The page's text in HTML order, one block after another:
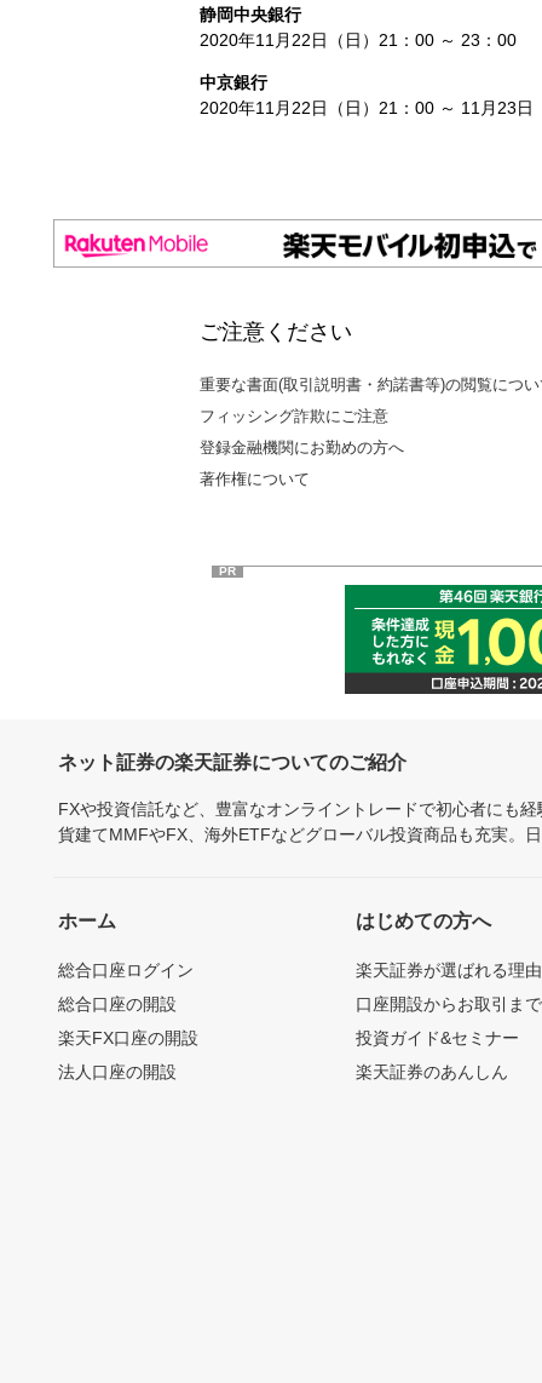
静岡中央銀行
2020年11月22日（日）21：00 ～ 23：00
中京銀行
2020年11月22日（日）21：00 ～ 11月23日
ご注意ください
重要な書面(取引説明書・約諾書等)の閲覧につ
フィッシング詐欺にご注意
登録金融機関にお勤めの方へ
著作権について
PR
ネット証券の楽天証券についてのご紹介
FXや投資信託など、豊富なオンライントレードで初心者にも
貨建てMMFやFX、海外ETFなどグローバル投資商品も充実。
ホーム
総合口座ログイン
総合口座の開設
楽天FX口座の開設
法人口座の開設
はじめての方へ
楽天証券が選ばれる理由
口座開設からお取引ま
投資ガイド&セミナー
楽天証券のあんしん